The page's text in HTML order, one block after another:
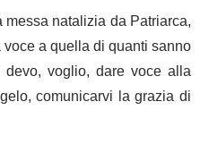
natalizia da Patriarca,
a quella di quanti sanno
voglio, dare voce alla
comunicarvi la grazia di